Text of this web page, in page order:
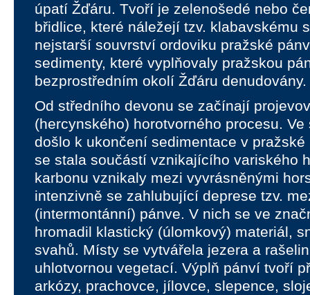
úpatí Žďáru. Tvoří je zelenošedé nebo
břidlice, které náležejí tzv. klabavskému
nejstarší souvrství ordoviku pražské
sedimenty, které vyplňovaly pražskou
bezprostředním okolí Žďáru denudovány.
Od středního devonu se začínají
(hercynského) horotvorného procesu.
došlo k ukončení sedimentace v
se stala součástí vznikajícího variského
karbonu vznikaly mezi vyvrásněnými
intenzivně se zahlubující deprese tzv.
(intermontánní) pánve. V nich se ve
hromadil klastický (úlomkový) materiál,
svahů. Místy se vytvářela jezera a
uhlotvornou vegetací. Výplň pánví tvoří
arkózy, prachovce, jílovce, slepence,